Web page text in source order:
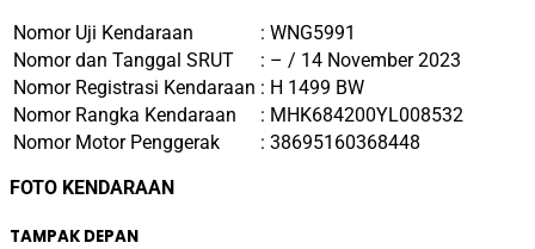
Nomor Uji Kendaraan
: WNG5991
Nomor dan Tanggal SRUT
: – / 14 November 2023
Nomor Registrasi Kendaraan : H 1499 BW
Nomor Rangka Kendaraan
: MHK684200YL008532
Nomor Motor Penggerak
: 38695160368448
FOTO KENDARAAN
TAMPAK DEPAN